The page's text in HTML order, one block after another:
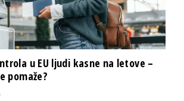
u EU ljudi kasne na letove –
pomaže?